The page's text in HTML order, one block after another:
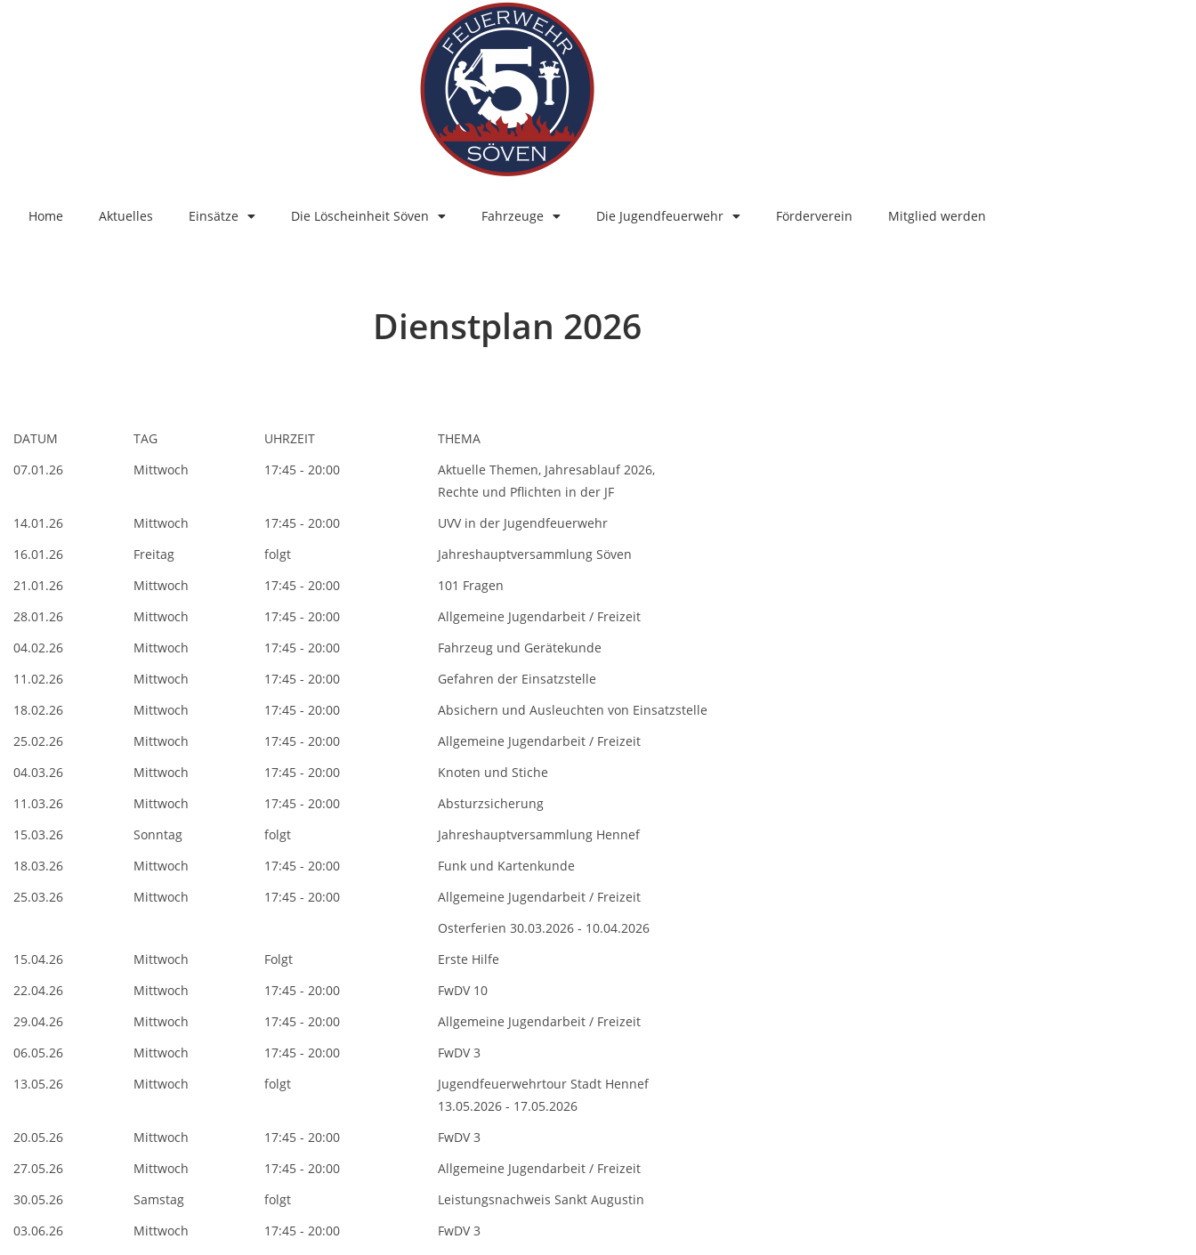
Home Aktuelles Einsätze Die Löscheinheit Söven Fahrzeuge Die Jugendfeuerwehr Förderverein Mitglied werden
Dienstplan 2026
DATUM TAG UHRZEIT
THEMA
07.01.26
Mittwoch 17:45 - 20:00
Aktuelle Themen, Jahresablauf 2026,
Rechte und Pflichten in der JF
14.01.26
Mittwoch 17:45 - 20:00
UVV in der Jugendfeuerwehr
16.01.26
Freitag folgt
Jahreshauptversammlung Söven
21.01.26
Mittwoch 17:45 - 20:00
101 Fragen
28.01.26
Mittwoch 17:45 - 20:00
Allgemeine Jugendarbeit / Freizeit
04.02.26
Mittwoch 17:45 - 20:00
Fahrzeug und Gerätekunde
11.02.26
Mittwoch 17:45 - 20:00
Gefahren der Einsatzstelle
18.02.26
Mittwoch 17:45 - 20:00
Absichern und Ausleuchten von Einsatzstelle
25.02.26
Mittwoch 17:45 - 20:00
Allgemeine Jugendarbeit / Freizeit
04.03.26
Mittwoch 17:45 - 20:00
Knoten und Stiche
11.03.26
Mittwoch 17:45 - 20:00
Absturzsicherung
15.03.26
Sonntag folgt
Jahreshauptversammlung Hennef
18.03.26
Mittwoch 17:45 - 20:00
Funk und Kartenkunde
25.03.26
Mittwoch 17:45 - 20:00
Allgemeine Jugendarbeit / Freizeit
Osterferien 30.03.2026 - 10.04.2026
15.04.26
Mittwoch Folgt
Erste Hilfe
22.04.26
Mittwoch 17:45 - 20:00
FwDV 10
29.04.26
Mittwoch 17:45 - 20:00
Allgemeine Jugendarbeit / Freizeit
06.05.26
Mittwoch 17:45 - 20:00
FwDV 3
13.05.26
Mittwoch folgt
Jugendfeuerwehrtour Stadt Hennef
13.05.2026 - 17.05.2026
20.05.26
Mittwoch 17:45 - 20:00
FwDV 3
27.05.26
Mittwoch 17:45 - 20:00
Allgemeine Jugendarbeit / Freizeit
30.05.26
Samstag folgt
Leistungsnachweis Sankt Augustin
03.06.26
Mittwoch 17:45 - 20:00
FwDV 3